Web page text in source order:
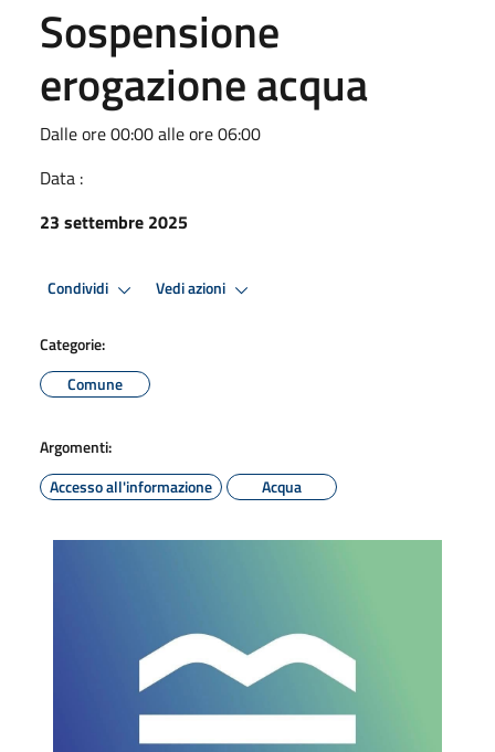
Sospensione
erogazione acqua
Dalle ore 00:00 alle ore 06:00
Data :
23 settembre 2025
Condividi Vedi azioni
Categorie:
Comune
Argomenti:
Accesso all'informazione
Acqua